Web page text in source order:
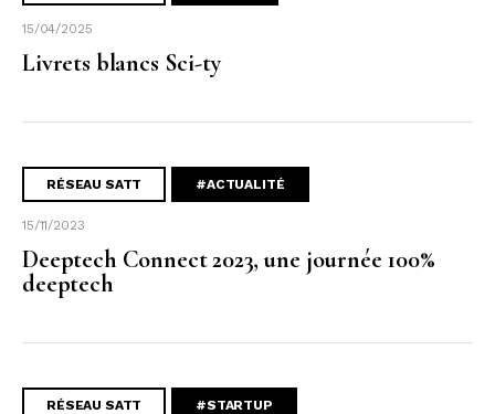
15/04/2025
Livrets blancs Sci-ty
RÉSEAU SATT #ACTUALITÉ
15/11/2023
Deeptech Connect 2023, une journée 100%
deeptech
RÉSEAU SATT #STARTUP